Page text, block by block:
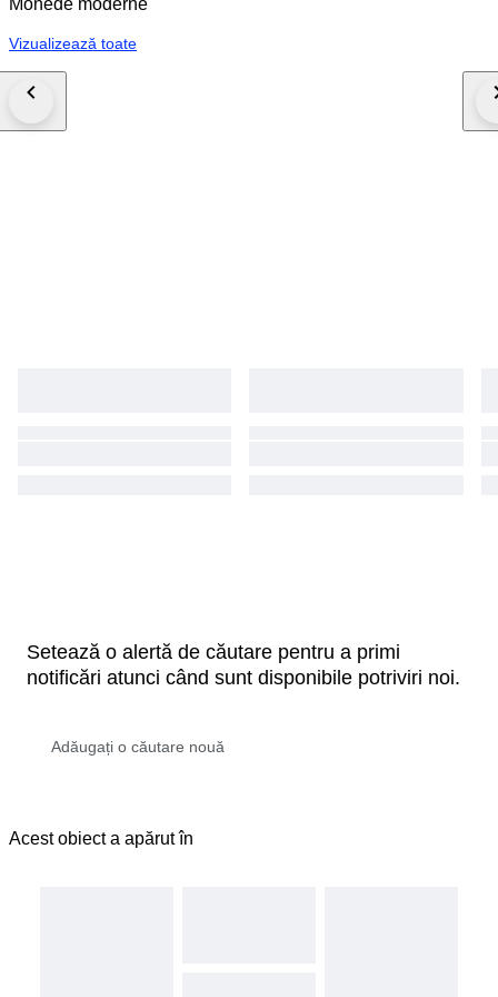
Monede moderne
Vizualizează toate
Setează o alertă de căutare pentru a primi
notificări atunci când sunt disponibile potriviri noi.
Acest obiect a apărut în